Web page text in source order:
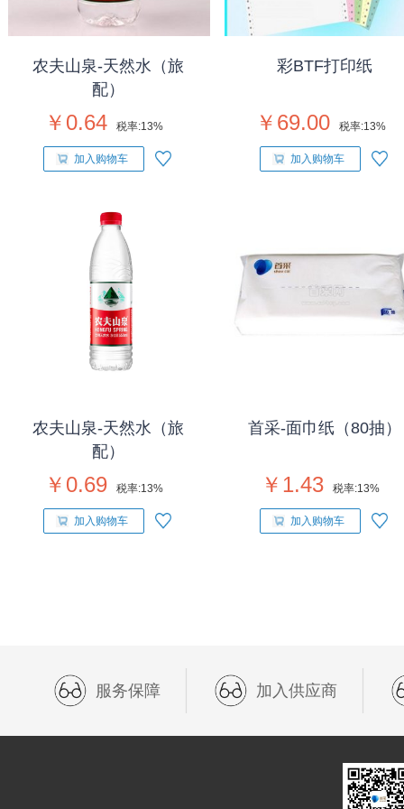
农夫山泉-天然水（旅
配）
￥0.64 税率:13%
加入购物车
彩BTF打印纸
￥69.00 税率:13%
加入购物车
农夫山泉-天然水（旅
配）
￥0.69 税率:13%
加入购物车
首采-面巾纸（80抽）
￥1.43 税率:13%
加入购物车
服务保障 加入供应商